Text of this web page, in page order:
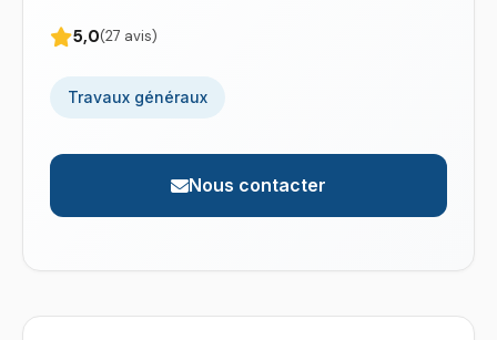
5,0(27 avis)
Travaux généraux
Nous contacter